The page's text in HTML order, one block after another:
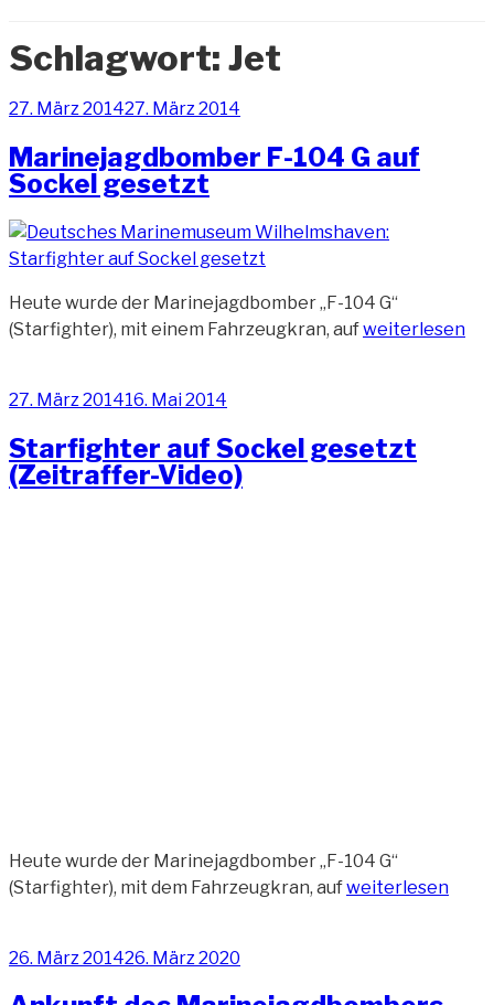
Schlagwort: Jet
Veröffentlicht
27. März 201427. März 2014
Marinejagdbomber F-104 G auf
Sockel gesetzt
Heute wurde der Marinejagdbomber „F-104 G“
(Starfighter), mit einem Fahrzeugkran, auf
Sockel
weiterlesen
Veröffentlicht
27. März 201416. Mai 2014
Starfighter auf Sockel gesetzt
(Zeitraffer-Video)
Heute wurde der Marinejagdbomber „F-104 G“
(Starfighter), mit dem Fahrzeugkran, auf„Starfighter
(Zeitraffer-
weiterlesen
Veröffentlicht
26. März 201426. März 2020